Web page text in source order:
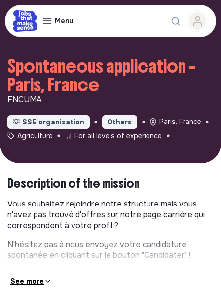
Menu
Spontaneous application -
Paris, France
FNCUMA
💡 SSE organization Others
Paris, France
Agriculture
For all levels of experience
Description of the mission
Vous souhaitez rejoindre notre structure mais vous
n'avez pas trouvé d'offres sur notre page carrière qui
correspondent à votre profil ?
N'hésitez pas à nous envoyez votre candidature
spontanée en cliquant sur le bouton "Candidater" !
See more